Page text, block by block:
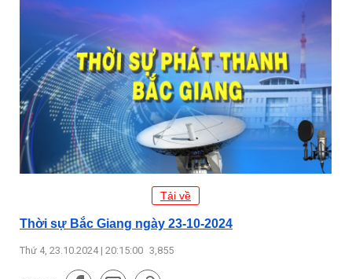
Tải về
Thời sự Bắc Giang ngày 23-10-2024
Thứ 4, 23.10.2024 | 20:15:00 3,855